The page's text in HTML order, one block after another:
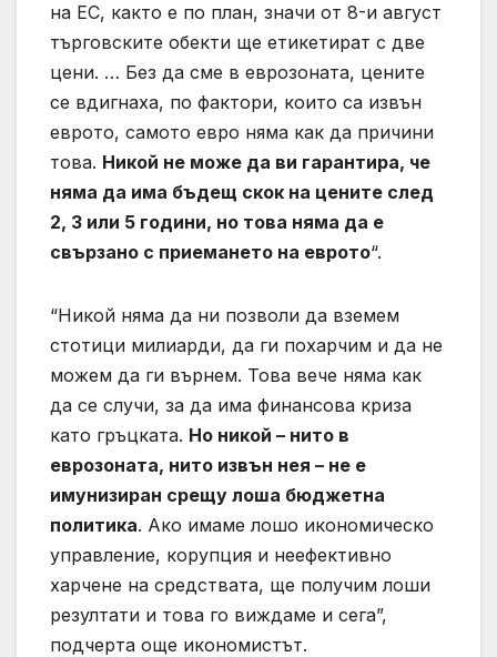
на ЕС, както е по план, значи от 8-и август
търговските обекти ще етикетират с две
цени. … Без да сме в еврозоната, цените
се вдигнаха, по фактори, които са извън
еврото, самото евро няма как да причини
това. Никой не може да ви гарантира, че
няма да има бъдещ скок на цените след
2, 3 или 5 години, но това няма да е
свързано с приемането на еврото“.
“Никой няма да ни позволи да вземем
стотици милиарди, да ги похарчим и да не
можем да ги върнем. Това вече няма как
да се случи, за да има финансова криза
като гръцката. Но никой – нито в
еврозоната, нито извън нея – не е
имунизиран срещу лоша бюджетна
политика. Ако имаме лошо икономическо
управление, корупция и неефективно
харчене на средствата, ще получим лоши
резултати и това го виждаме и сега”,
подчерта още икономистът.